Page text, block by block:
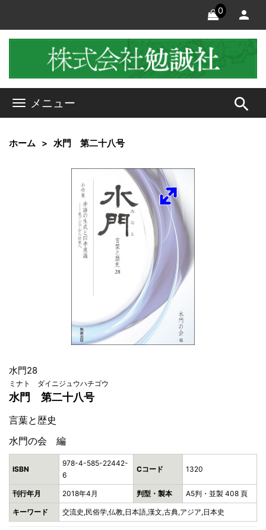
0
メニュー search
ホーム 水門 第二十八号
水門28
ミナト ダイニジュウハチゴウ
水門 第二十八号
言葉と歴史
水門の会 編
ISBN
978-4-585-22442-
6
Cコード 1320
刊行年月 2018年4月 判型・製本 A5判・並製 408 頁
キーワード 交流史,民俗学,仏教,日本語,漢文,古典,アジア,日本史